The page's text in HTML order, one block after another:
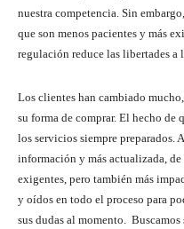
nuestra competencia. Sin
que son menos pacientes y más
regulación reduce las libertades a
Los clientes han cambiado
su forma de comprar. El hecho de
los servicios siempre preparados.
información y más actualizada, de
exigentes, pero también más
y oídos en todo el proceso para
sus dudas al momento.